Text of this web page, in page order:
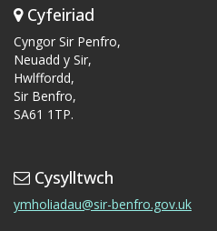
Cyfeiriad
Cyngor Sir Penfro,
Neuadd y Sir,
Hwlffordd,
Sir Benfro,
SA61 1TP.
Cysylltwch
ymholiadau@sir-benfro.gov.uk